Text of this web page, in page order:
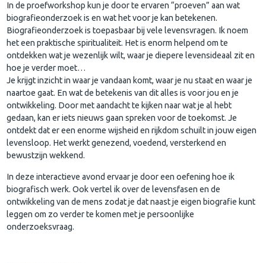
In de proefworkshop kun je door te ervaren “proeven” aan wat
biografieonderzoek is en wat het voor je kan betekenen.
Biografieonderzoek is toepasbaar bij vele levensvragen. Ik noem
het een praktische spiritualiteit. Het is enorm helpend om te
ontdekken wat je wezenlijk wilt, waar je diepere levensideaal zit en
hoe je verder moet…
Je krijgt inzicht in waar je vandaan komt, waar je nu staat en waar je
naartoe gaat. En wat de betekenis van dit alles is voor jou en je
ontwikkeling. Door met aandacht te kijken naar wat je al hebt
gedaan, kan er iets nieuws gaan spreken voor de toekomst. Je
ontdekt dat er een enorme wijsheid en rijkdom schuilt in jouw eigen
levensloop. Het werkt genezend, voedend, versterkend en
bewustzijn wekkend.
In deze interactieve avond ervaar je door een oefening hoe ik
biografisch werk. Ook vertel ik over de levensfasen en de
ontwikkeling van de mens zodat je dat naast je eigen biografie kunt
leggen om zo verder te komen met je persoonlijke
onderzoeksvraag.